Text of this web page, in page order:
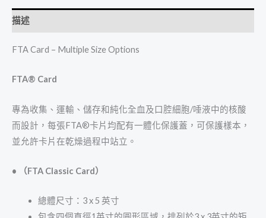
描述
FTA Card – Multiple Size Options
FTA® Card
專為收集、運輸、儲存和純化全血及口腔細胞/唾液中的核酸
而設計，每張FTA®卡片均配有一體化保護蓋，可保護樣本，
並允許卡片在乾燥過程中站立。
• （FTA Classic Card）
總體尺寸：3 x 5 英寸